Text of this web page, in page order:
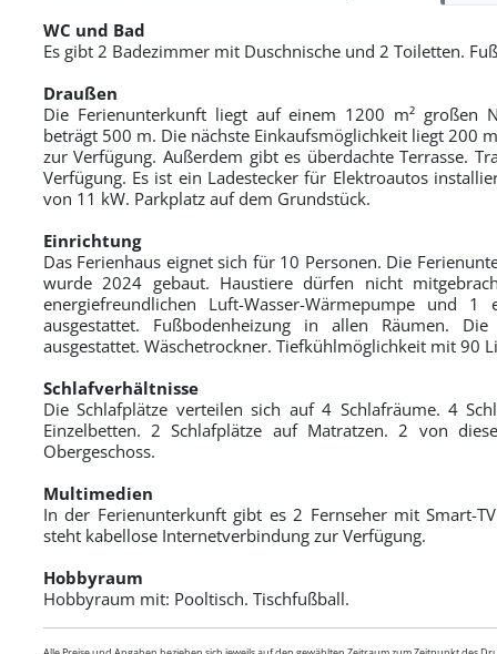
WC und Bad
Es gibt 2 Badezimmer mit Duschnische und 2 Toiletten.
Draußen
Die Ferienunterkunft liegt auf einem 1200 m² großen
beträgt 500 m. Die nächste Einkaufsmöglichkeit liegt 200
zur Verfügung. Außerdem gibt es überdachte Terrasse.
Verfügung. Es ist ein Ladestecker für Elektroautos
von 11 kW. Parkplatz auf dem Grundstück.
Einrichtung
Das Ferienhaus eignet sich für 10 Personen. Die
wurde 2024 gebaut. Haustiere dürfen nicht
energiefreundlichen Luft-Wasser-Wärmepumpe und 1
ausgestattet. Fußbodenheizung in allen Räumen.
ausgestattet. Wäschetrockner. Tiefkühlmöglichkeit mit 90
Schlafverhältnisse
Die Schlafplätze verteilen sich auf 4 Schlafräume. 4
Einzelbetten. 2 Schlafplätze auf Matratzen. 2 von
Obergeschoss.
Multimedien
In der Ferienunterkunft gibt es 2 Fernseher mit Smart-
steht kabellose Internetverbindung zur Verfügung.
Hobbyraum
Hobbyraum mit: Pooltisch. Tischfußball.